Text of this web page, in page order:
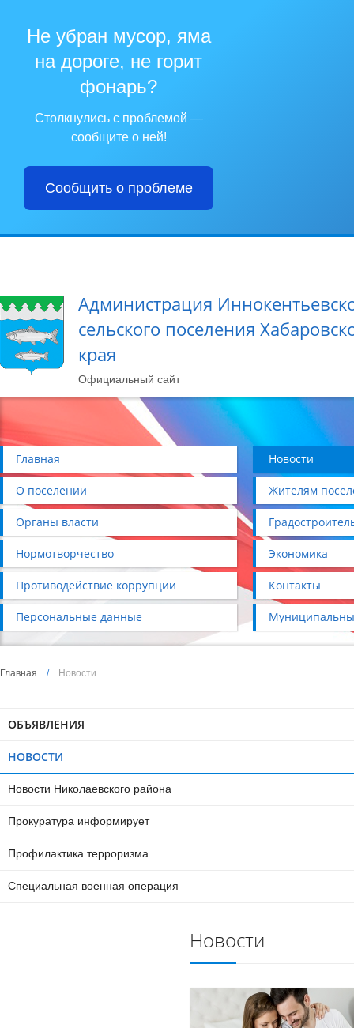
Не убран мусор, яма
на дороге, не горит
фонарь?
Столкнулись с проблемой —
сообщите о ней!
Сообщить о проблеме
Администрация
сельского поселения
края
Официальный сайт
Главная Новости
О поселении Жителям
Органы власти
Нормотворчество Экономика
Противодействие коррупции Контакты
Персональные данные
Главная / Новости
ОБЪЯВЛЕНИЯ
НОВОСТИ
Новости Николаевского района
Прокуратура информирует
Профилактика терроризма
Специальная военная операция
Новости